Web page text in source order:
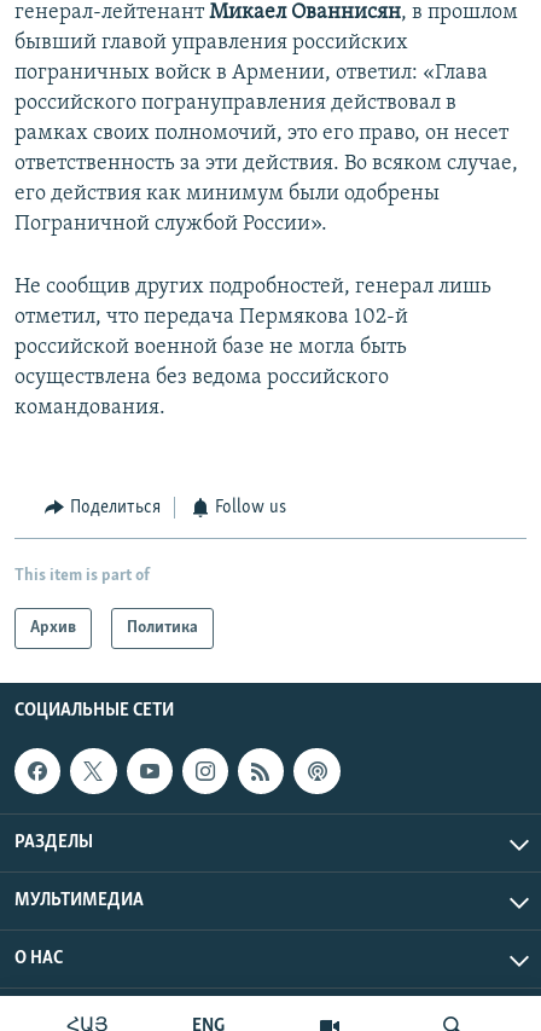
ՀԱՅ ENG
генерал-лейтенантМикаел Ованнисян, в прошлом
бывший главой управления российских
пограничных войск в Армении, ответил: «Глава
российского погрануправления действовал в
рамках своих полномочий, это его право, он несет
ответственность за эти действия. Во всяком случае,
его действия как минимум были одобрены
Пограничной службой России».
Не сообщив других подробностей, генерал лишь
отметил, что передача Пермякова 102-й
российской военной базе не могла быть
осуществлена без ведома российского
командования.
Поделиться Follow us
This item is part of
Архив Политика
СОЦИАЛЬНЫЕ СЕТИ
РАЗДЕЛЫ
МУЛЬТИМЕДИА
О НАС
Радио Азатутюн © 2026 RFE/RL, Inc. Все права защищены.